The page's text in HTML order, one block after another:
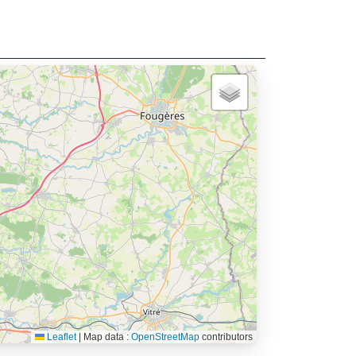
Leaflet Map data : OpenStreetMapcontributors